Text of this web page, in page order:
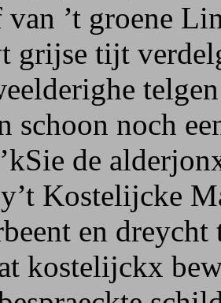
’t groene
grijse tijt
telgen
schoon noch
de
Kostelijcke
en dreycht
kostelijckx